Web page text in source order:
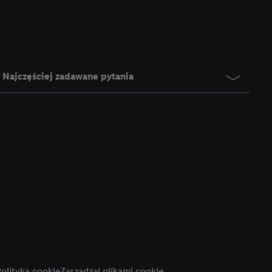
Najczęściej zadawane pytania
jednym z wyżej
możemy
rozpoznać
W tym celu
adres e-
adresu IP. Jeśli
użyciu adresu IP i
usług Lidl. W
Zgodę na
celów marketingu